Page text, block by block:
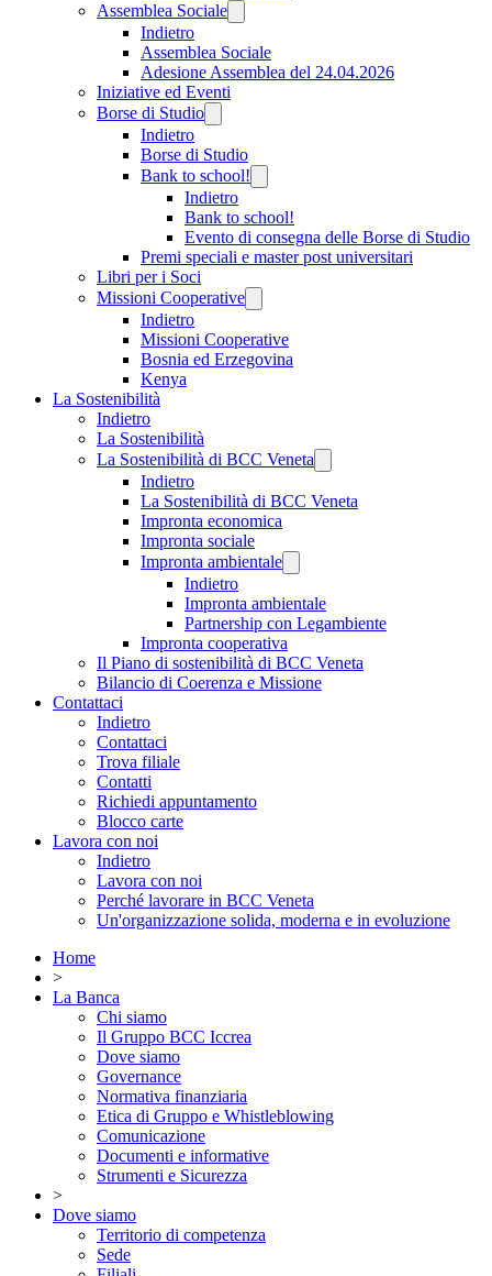
Assemblea Sociale
Indietro
Assemblea Sociale
Adesione Assemblea del 24.04.2026
Iniziative ed Eventi
Borse di Studio
Indietro
Borse di Studio
Bank to school!
Indietro
Bank to school!
Evento di consegna delle Borse di Studio
Premi speciali e master post universitari
Libri per i Soci
Missioni Cooperative
Indietro
Missioni Cooperative
Bosnia ed Erzegovina
Kenya
La Sostenibilità
Indietro
La Sostenibilità
La Sostenibilità di BCC Veneta
Indietro
La Sostenibilità di BCC Veneta
Impronta economica
Impronta sociale
Impronta ambientale
Indietro
Impronta ambientale
Partnership con Legambiente
Impronta cooperativa
Il Piano di sostenibilità di BCC Veneta
Bilancio di Coerenza e Missione
Contattaci
Indietro
Contattaci
Trova filiale
Contatti
Richiedi appuntamento
Blocco carte
Lavora con noi
Indietro
Lavora con noi
Perché lavorare in BCC Veneta
Un'organizzazione solida, moderna e in evoluzione
Home
>
La Banca
Chi siamo
Il Gruppo BCC Iccrea
Dove siamo
Governance
Normativa finanziaria
Etica di Gruppo e Whistleblowing
Comunicazione
Documenti e informative
Strumenti e Sicurezza
>
Dove siamo
Territorio di competenza
Sede